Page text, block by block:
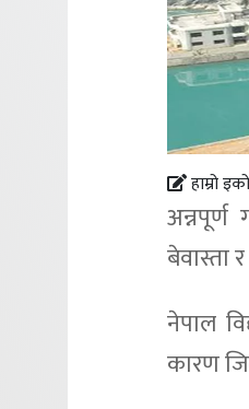
हाम्रो
अन्नपूर्ण
बेवास्ता
नेपाल
कारण